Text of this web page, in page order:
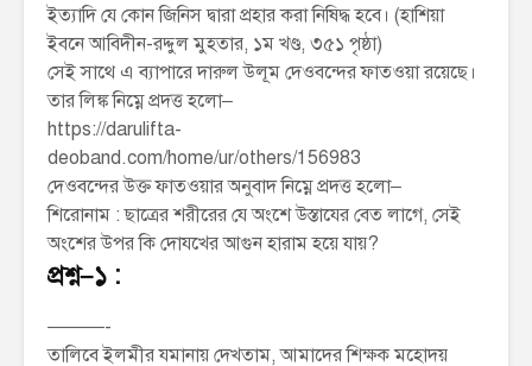
ইত্যাদি যে কোন জিনিস দ্বারা প্রহার করা নিষিদ্ধ হবে। (হাশিয়া
ইবনে আবিদীন-রদ্দুল মুহতার, ১ম খণ্ড, ৩৫১ পৃষ্ঠা)
সেই সাথে এ ব্যাপারে দারুল উলূম দেওবন্দের ফাতওয়া রয়েছে।
তার লিঙ্ক নিম্নে প্রদত্ত হলো–
https://darulifta-
deoband.com/home/ur/others/156983
দেওবন্দের উক্ত ফাতওয়ার অনুবাদ নিম্নে প্রদত্ত হলো–
শিরোনাম : ছাত্রের শরীরের যে অংশে উস্তাযের বেত লাগে, সেই
অংশের উপর কি দোযখের আগুন হারাম হয়ে যায়?
প্রশ্ন–১ :
———-
তালিবে ইলমীর যমানায় দেখতাম, আমাদের শিক্ষক মহোদয়